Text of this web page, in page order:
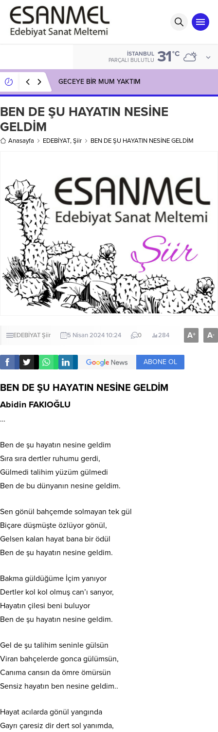
İSTANBUL
PARÇALI BULUTLU 31°C
GECEYE BİR MUM YAKTIM
BEN DE ŞU HAYATIN NESİNE
GELDİM
Anasayfa EDEBİYAT,Şiir BEN DE ŞU HAYATIN NESİNE GELDİM
EDEBİYATŞiir 5 Nisan 2024 10:24 0 284 A+ A-
ABONE OL
BEN DE ŞU HAYATIN NESİNE GELDİM
Abidin FAKIOĞLU
…
Ben de şu hayatın nesine geldim
Sıra sıra dertler ruhumu gerdi,
Gülmedi talihim yüzüm gülmedi
Ben de bu dünyanın nesine geldim.
Sen gönül bahçemde solmayan tek gül
Biçare düşmüşte özlüyor gönül,
Gelsen kalan hayat bana bir ödül
Ben de şu hayatın nesine geldim.
Bakma güldüğüme İçim yanıyor
Dertler kol kol olmuş can’ı sarıyor,
Hayatın çilesi beni buluyor
Ben de şu hayatın nesine geldim.
Gel de şu talihim seninle gülsün
Viran bahçelerde gonca gülümsün,
Canıma cansın da ömre ömürsün
Sensiz hayatın ben nesine geldim..
Hayat acılarda gönül yangında
Gayrı çaresiz dir dert sol yanımda,